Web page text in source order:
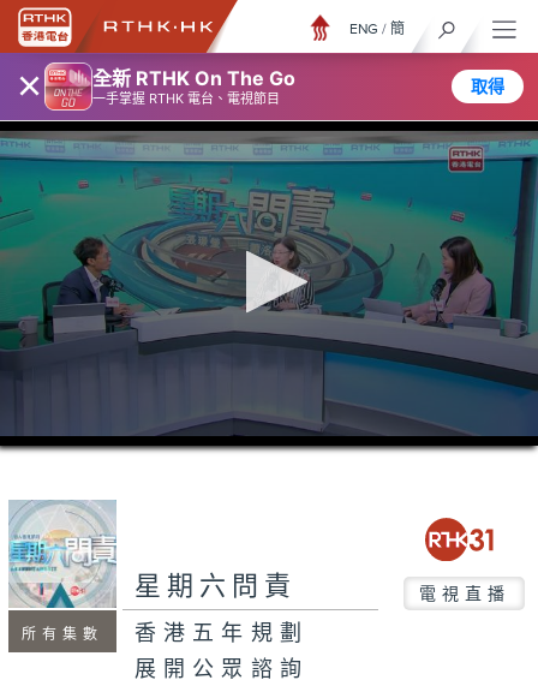
× 全新 RTHK On The Go
一手掌握 RTHK 電台、電視節目
取得
ENG / 簡
0
seconds
minutes,
33
seconds
所有集數
星期六問責 電視直播
香港五年規劃
展開公眾諮詢